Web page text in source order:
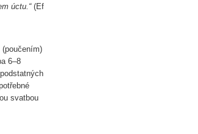
úctu.“ (Ef
6–8
svatbou